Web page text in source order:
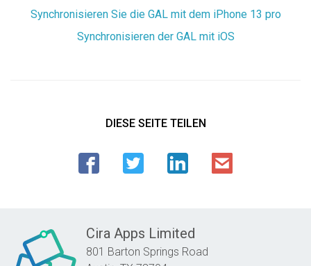
Synchronisieren Sie die GAL mit dem iPhone 13 pro
Synchronisieren der GAL mit iOS
DIESE SEITE TEILEN
Cira Apps Limited
801 Barton Springs Road